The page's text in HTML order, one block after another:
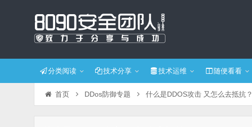
分类阅读 技术分享 技术运维 随便看看
首页 DDos防御专题 什么是DDOS攻击 又怎么去抵抗？